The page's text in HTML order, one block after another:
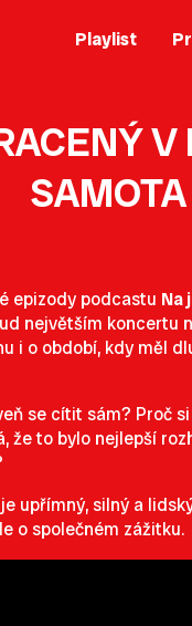
Playlist
epizody podcastu Na
největším koncertu
i o období, kdy měl
se cítit sám? Proč
že to bylo nejlepší
upřímný, silný a
o společném zážitku.